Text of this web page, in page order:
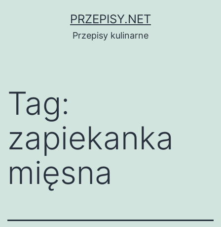
PRZEPISY.NET
Przepisy kulinarne
Tag:
zapiekanka
mięsna